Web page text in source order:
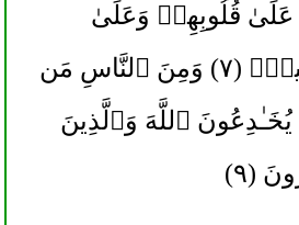
عَلَىٰ قُلُوبِهِمۡ وَعَلَىٰ
( ٧ )
وَمِنَ ٱلنَّاسِ مَن
يُخَـٰدِعُونَ ٱللَّهَ وَٱلَّذِينَ
( ٩ )